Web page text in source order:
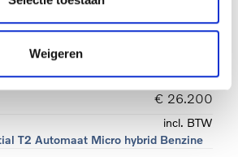
Weigeren
€ 26.200
incl. BTW
T2 Automaat Micro hybrid Benzine